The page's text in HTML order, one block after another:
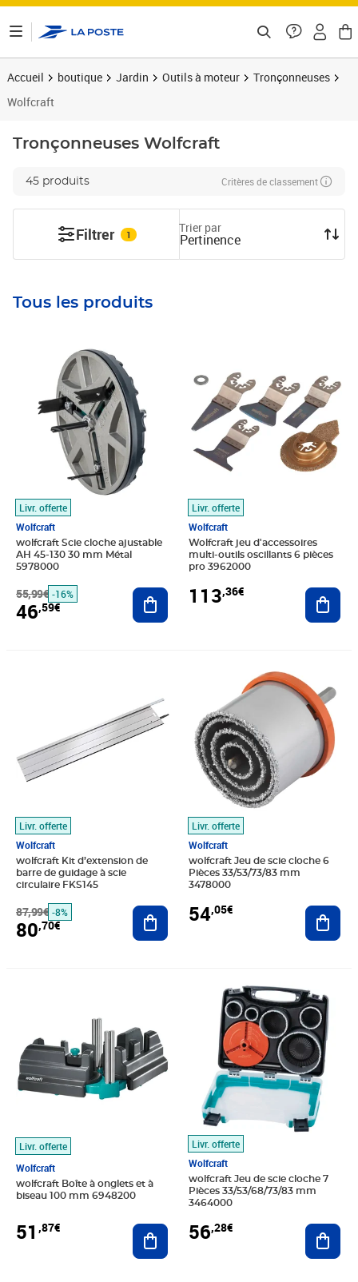
Accueil boutique Jardin Outils à moteur
Tronçonneuses
Wolfcraft
Tronçonneuses Wolfcraft
45 produits Critères de classement
Filtrer 1 Trier par
Pertinence
Tous les produits
Livr. offerte
Wolfcraft
wolfcraft Scie cloche ajustable
AH 45-130 30 mm Métal
5978000
55,99€
Prix barré 55,99€
-16%
46,59€
Prix 46,59€
Ajouter au panier
Livr. offerte
Wolfcraft
Wolfcraft jeu d'accessoires
multi-outils oscillants 6 pièces
pro 3962000
113,36€
Livr. offerte
Wolfcraft
wolfcraft Kit d’extension de
barre de guidage à scie
circulaire FKS145
87,99€ -8%
80,70€
Ajouter au panier
Livr. offerte
Wolfcraft
wolfcraft Jeu de scie cloche 6
Pièces 33/53/73/83 mm
3478000
54,05€
Livr. offerte
Wolfcraft
wolfcraft Boîte à onglets et à
biseau 100 mm 6948200
51 ,87€ Ajouter au panier
Livr. offerte
Wolfcraft
wolfcraft Jeu de scie cloche 7
Pièces 33/53/68/73/83 mm
3464000
56,28€
Prix 56,28€